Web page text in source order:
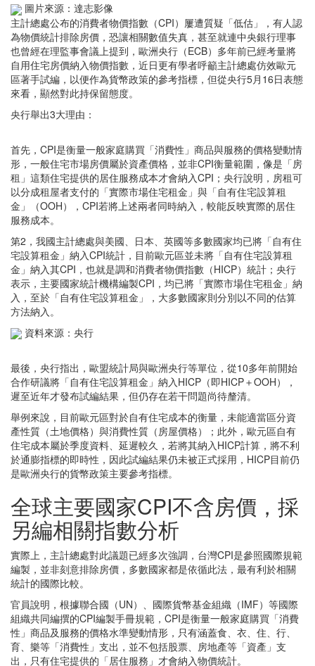
圖片來源：達志影像
主計總處公布的消費者物價指數（CPI）屢遭質疑「低估」，有人認
為物價統計排除房價，恐讓相關數值失真，甚至就連中央銀行理事
也曾經在理監事會議上提到，歐洲央行（ECB）多年前已經考量將
自用住宅房價納入物價指數，近日更有學者呼籲主計總處仿效歐元
區著手試編，以便作為貨幣政策的參考指標，但從央行5月16日表態
來看，顯然對此持保留態度。
央行舉出3大理由：
首先，CPI是衡量一般家庭購買「消費性」商品與服務的價格變動情
形，一般住宅市場房價屬於資產價格，並非CPI衡量範圍，像是「房
租」這類住宅提供的居住服務成本才會納入CPI；央行說明，房租可
以分成租屋者支付的「實際市場住宅租金」與「自有住宅設算租
金」（OOH），CPI若將上述兩者同時納入，較能反映實際的居住
服務成本。
第2，我國主計總處與美國、日本、英國等多數國家均已將「自有住
宅設算租金」納入CPI統計，目前歐元區並未將「自有住宅設算租
金」納入其CPI，也就是調和消費者物價指數（HICP）統計；央行
表示，主要國家統計機構編製CPI，均已將「實際市場住宅租金」納
入，至於「自有住宅設算租金」，大多數國家則分別以不同的估算
方法納入。
資料來源：央行
最後，央行指出，歐盟統計局與歐洲央行等單位，從10多年前開始
合作研議將「自有住宅設算租金」納入HICP（即HICP＋OOH），
遲至近年才發布試編結果，但仍存在若干問題尚待釐清。
舉例來說，目前歐元區對於自有住宅成本的衡量，未能適當區分資
產性質（土地價格）與消費性質（房屋價格）；此外，歐元區自有
住宅成本屬於季度資料、延遲較久，若將其納入HICP計算，將不利
於通膨指標的即時性，因此試編結果仍未被正式採用，HICP目前仍
是歐洲央行的貨幣政策主要參考指標。
全球主要國家CPI不含房價，採
另編相關指數分析
實際上，主計總處對此議題已經多次強調，台灣CPI是參照國際規範
編製，並非刻意排除房價，多數國家都是依循此法，最有利於相關
統計的國際比較。
官員說明，根據聯合國（UN）、國際貨幣基金組織（IMF）等國際
組織共同編撰的CPI編製手冊規範，CPI是衡量一般家庭購買「消費
性」商品及服務的價格水準變動情形，只有涵蓋食、衣、住、行、
育、樂等「消費性」支出，並不包括股票、房地產等「資產」支
出，只有住宅提供的「居住服務」才會納入物價統計。